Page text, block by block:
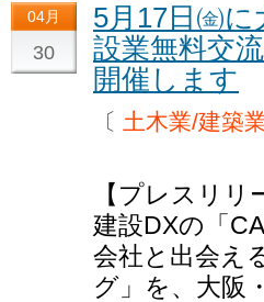
04月
30
5月17日㈮
設業無料交
開催します
〔 土木業/建築
【プレスリリ
建設DXの「
会社と出会え
グ」を、大阪